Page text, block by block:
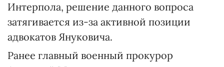
Интерпола, решение данного вопроса
затягивается из-за активной позиции
адвокатов Януковича.
Ранее главный военный прокурор